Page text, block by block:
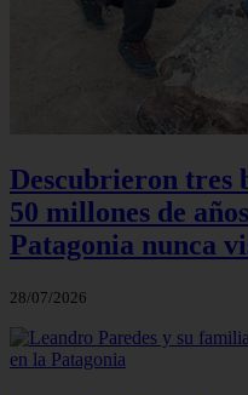
Descubrieron tres
50 millones de
Patagonia nunca
28/07/2026